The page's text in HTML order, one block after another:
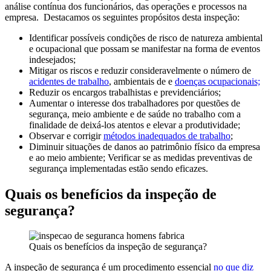
análise contínua dos funcionários, das operações e processos na
empresa. Destacamos os seguintes propósitos desta inspeção:
Identificar possíveis condições de risco de natureza ambiental
e ocupacional que possam se manifestar na forma de eventos
indesejados;
Mitigar os riscos e reduzir consideravelmente o número de
acidentes de trabalho, ambientais de e doenças ocupacionais;
Reduzir os encargos trabalhistas e previdenciários;
Aumentar o interesse dos trabalhadores por questões de
segurança, meio ambiente e de saúde no trabalho com a
finalidade de deixá-los atentos e elevar a produtividade;
Observar e corrigirmétodos inadequados de trabalho;
Diminuir situações de danos ao patrimônio físico da empresa
e ao meio ambiente; Verificar se as medidas preventivas de
segurança implementadas estão sendo eficazes.
Quais os benefícios da inspeção de
segurança?
Quais os benefícios da inspeção de segurança?
A inspeção de segurança é um procedimento essencial no que diz